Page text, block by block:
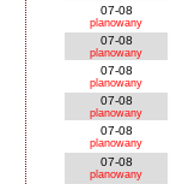
07-08
planowany
07-08
planowany
07-08
planowany
07-08
planowany
07-08
planowany
07-08
planowany